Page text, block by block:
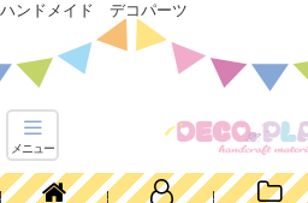
ハンドメイド デコパーツ
メニュー